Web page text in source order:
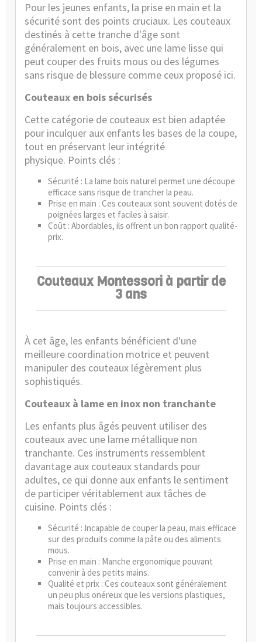
Pour les jeunes enfants, la prise en main et la
sécurité sont des points cruciaux. Les couteaux
destinés à cette tranche d'âge sont
généralement en bois, avec une lame lisse qui
peut couper des fruits mous ou des légumes
sans risque de blessure comme ceux proposé ici.
Couteaux en bois sécurisés
Cette catégorie de couteaux est bien adaptée
pour inculquer aux enfants les bases de la coupe,
tout en préservant leur intégrité
physique. Points clés :
Sécurité : La lame bois naturel permet une découpe
efficace sans risque de trancher la peau.
Prise en main : Ces couteaux sont souvent dotés de
poignées larges et faciles à saisir.
Coût : Abordables, ils offrent un bon rapport qualité-
prix.
Couteaux Montessori à partir de
3 ans
À cet âge, les enfants bénéficient d'une
meilleure coordination motrice et peuvent
manipuler des couteaux légèrement plus
sophistiqués.
Couteaux à lame en inox non tranchante
Les enfants plus âgés peuvent utiliser des
couteaux avec une lame métallique non
tranchante. Ces instruments ressemblent
davantage aux couteaux standards pour
adultes, ce qui donne aux enfants le sentiment
de participer véritablement aux tâches de
cuisine. Points clés :
Sécurité : Incapable de couper la peau, mais efficace
sur des produits comme la pâte ou des aliments
mous.
Prise en main : Manche ergonomique pouvant
convenir à des petits mains.
Qualité et prix : Ces couteaux sont généralement
un peu plus onéreux que les versions plastiques,
mais toujours accessibles.